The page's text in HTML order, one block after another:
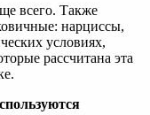
всего. Также
нарциссы,
условиях,
рассчитана эта